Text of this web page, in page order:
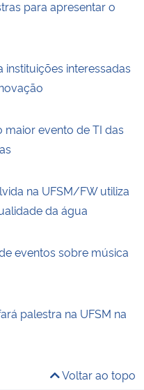
para apresentar o
instituições interessadas
evento de TI das
na UFSM/FW utiliza
da água
eventos sobre música
palestra na UFSM na
Voltar ao topo